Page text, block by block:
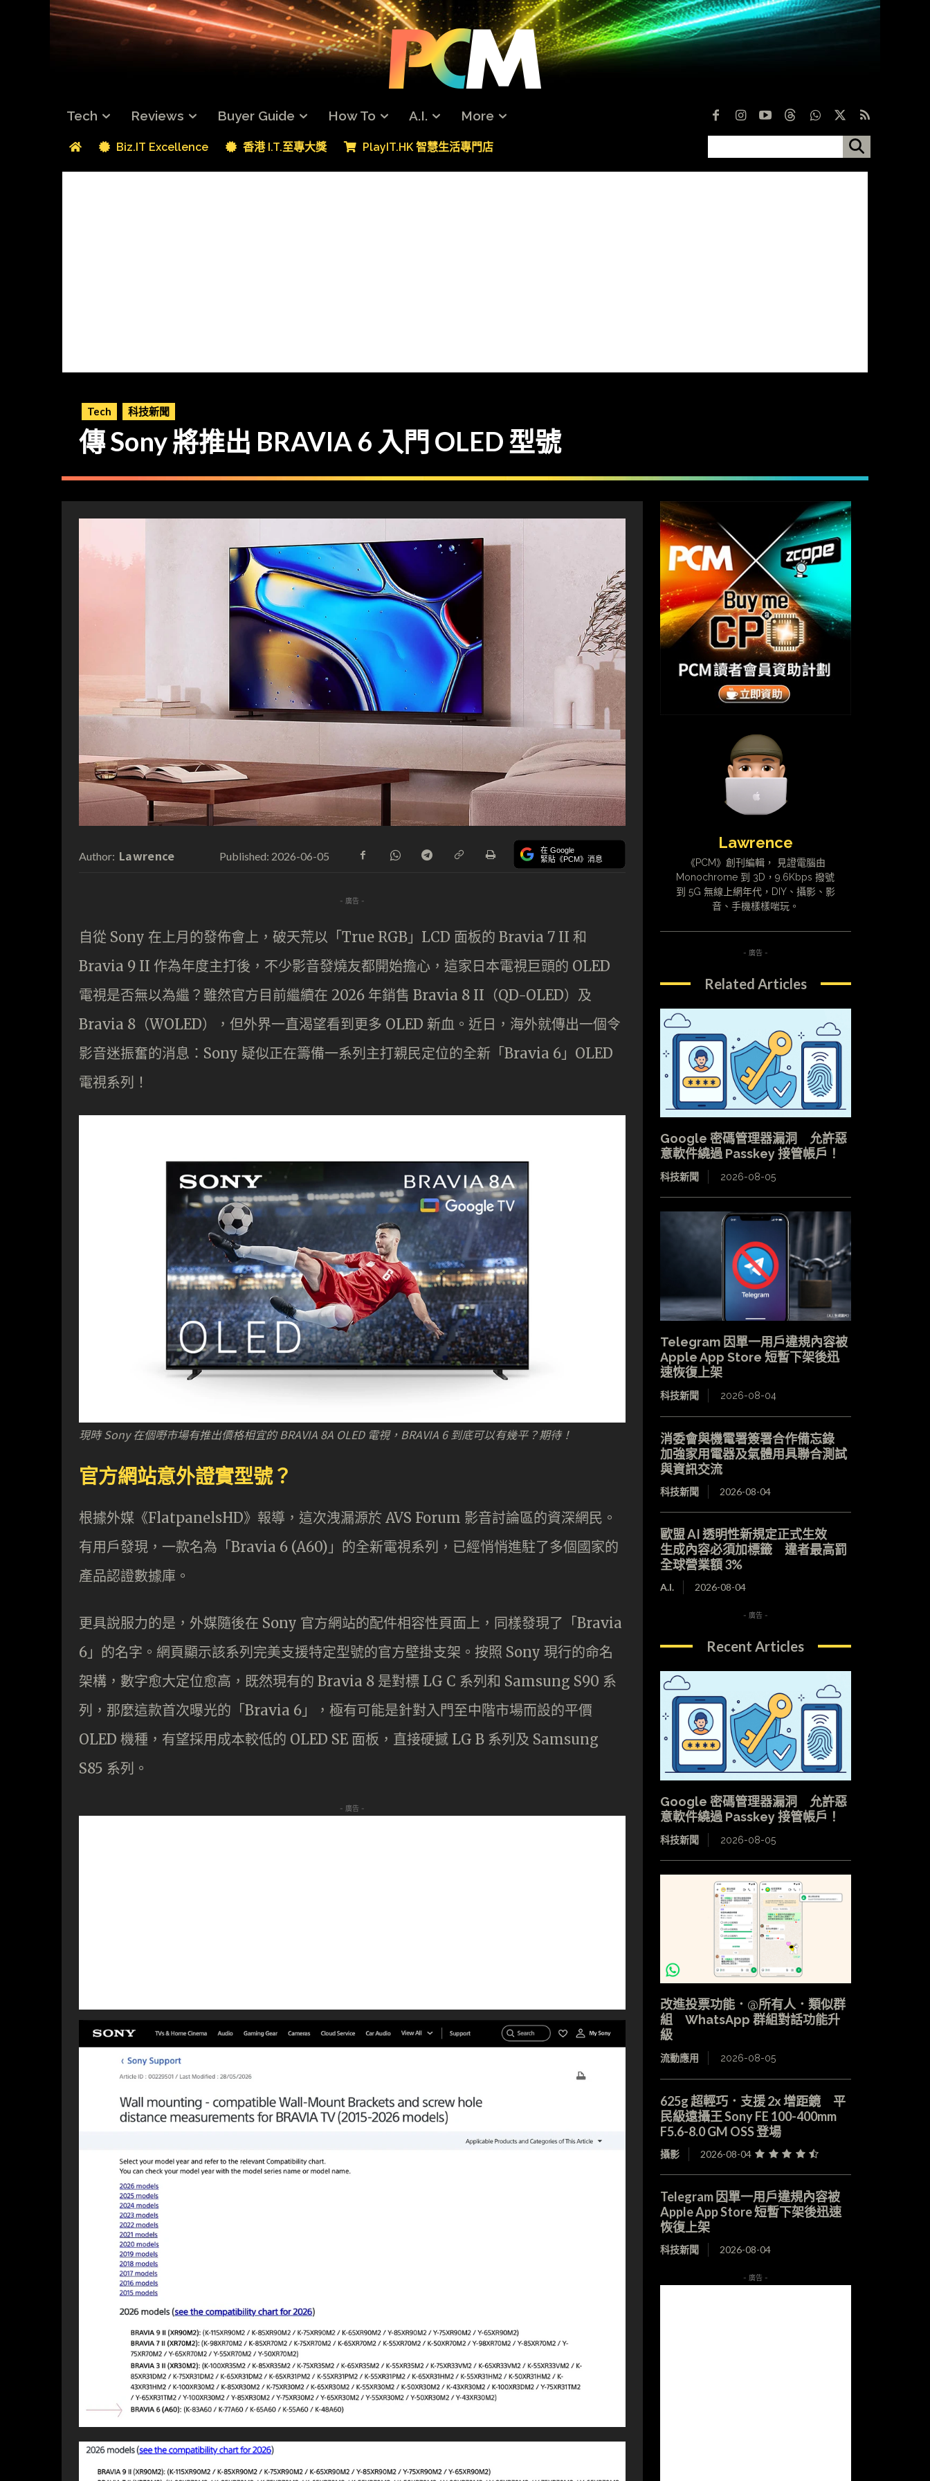
Tech Reviews Buyer Guide How To A.I. More
Biz.IT Excellence 香港 I.T.至專大獎 PlayIT.HK 智慧生活專門店
Tech 科技新聞
傳 Sony 將推出 BRAVIA 6 入門 OLED 型號
Author: Lawrence Published: 2026-06-05 在 Google
緊貼《PCM》消息
- 廣告 -
自從 Sony 在上月的發佈會上，破天荒以「True RGB」LCD 面板的 Bravia 7 II 和
Bravia 9 II 作為年度主打後，不少影音發燒友都開始擔心，這家日本電視巨頭的 OLED
電視是否無以為繼？雖然官方目前繼續在 2026 年銷售 Bravia 8 II（QD-OLED）及
Bravia 8（WOLED），但外界一直渴望看到更多 OLED 新血。近日，海外就傳出一個令
影音迷振奮的消息：Sony 疑似正在籌備一系列主打親民定位的全新「Bravia 6」OLED
電視系列！
現時 Sony 在個嘢市場有推出價格相宜的 BRAVIA 8A OLED 電視，BRAVIA 6 到底可以有幾平？期待！
官方網站意外證實型號？
根據外媒《FlatpanelsHD》報導，這次洩漏源於 AVS Forum 影音討論區的資深網民。
有用戶發現，一款名為「Bravia 6 (A60)」的全新電視系列，已經悄悄進駐了多個國家的
產品認證數據庫。
更具說服力的是，外媒隨後在 Sony 官方網站的配件相容性頁面上，同樣發現了「Bravia
6」的名字。網頁顯示該系列完美支援特定型號的官方壁掛支架。按照 Sony 現行的命名
架構，數字愈大定位愈高，既然現有的 Bravia 8 是對標 LG C 系列和 Samsung S90 系
列，那麼這款首次曝光的「Bravia 6」，極有可能是針對入門至中階市場而設的平價
OLED 機種，有望採用成本較低的 OLED SE 面板，直接硬撼 LG B 系列及 Samsung
S85 系列。
- 廣告 -
Lawrence
《PCM》創刊編輯， 見證電腦由
Monochrome 到 3D，9.6Kbps 撥號
到 5G 無線上網年代，DIY、攝影、影
音、手機樣樣啱玩。
- 廣告 -
Related Articles
Google 密碼管理器漏洞 允許惡
意軟件繞過 Passkey 接管帳戶！
科技新聞 2026-08-05
Telegram 因單一用戶違規內容被
Apple App Store 短暫下架後迅
速恢復上架
科技新聞 2026-08-04
消委會與機電署簽署合作備忘錄
加強家用電器及氣體用具聯合測試
與資訊交流
科技新聞 2026-08-04
歐盟 AI 透明性新規定正式生效
生成內容必須加標籤 違者最高罰
全球營業額 3%
A.I. 2026-08-04
- 廣告 -
Recent Articles
Google 密碼管理器漏洞 允許惡
意軟件繞過 Passkey 接管帳戶！
科技新聞 2026-08-05
改進投票功能．@所有人．類似群
組 WhatsApp 群組對話功能升
級
流動應用 2026-08-05
625g 超輕巧．支援 2x 增距鏡 平
民級遠攝王 Sony FE 100-400mm
F5.6-8.0 GM OSS 登場
攝影 2026-08-04
Telegram 因單一用戶違規內容被
Apple App Store 短暫下架後迅速
恢復上架
科技新聞 2026-08-04
- 廣告 -